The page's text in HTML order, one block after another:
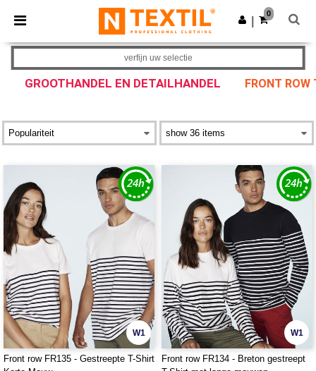
× Ntextil-app
Betere prijzen in de app!
Download app
0
GROOTHANDEL EN DETAILHANDEL FRONT ROW
verfijn uw selectie
W1
Front row FR135 - Gestreepte T-Shirt
W1
Front row FR134 - Breton gestreept